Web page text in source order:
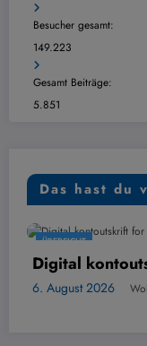
Besucher gesamt:
149.223
Gesamt Beiträge:
5.851
Das hast du
for
Wolfgang Thiemann